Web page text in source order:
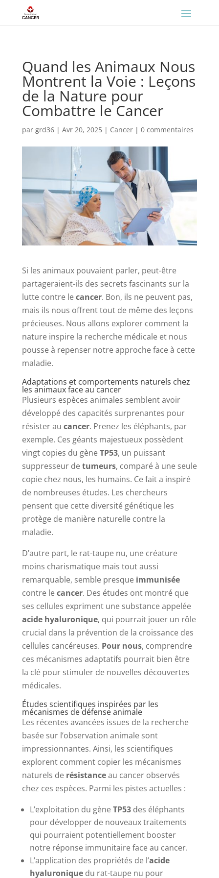
Quand les Animaux Nous
Montrent la Voie : Leçons
de la Nature pour
Combattre le Cancer
par grd36| Avr 20, 2025| Cancer| 0 commentaires
Si les animaux pouvaient parler, peut-être
partageraient-ils des secrets fascinants sur la
lutte contre lecancer. Bon, ils ne peuvent pas,
mais ils nous offrent tout de même des leçons
précieuses. Nous allons explorer comment la
nature inspire la recherche médicale et nous
pousse à repenser notre approche face à cette
maladie.
Adaptations et comportements naturels chez
les animaux face au cancer
Plusieurs espèces animales semblent avoir
développé des capacités surprenantes pour
résister au cancer. Prenez les éléphants, par
exemple. Ces géants majestueux possèdent
vingt copies du gèneTP53, un puissant
suppresseur detumeurs, comparé à une seule
copie chez nous, les humains. Ce fait a inspiré
de nombreuses études. Les chercheurs
pensent que cette diversité génétique les
protège de manière naturelle contre la
maladie.
D’autre part, le rat-taupe nu, une créature
moins charismatique mais tout aussi
remarquable, semble presque immunisée
contre lecancer. Des études ont montré que
ses cellules expriment une substance appelée
acide hyaluronique, qui pourrait jouer un rôle
crucial dans la prévention de la croissance des
cellules cancéreuses. Pour nous, comprendre
ces mécanismes adaptatifs pourrait bien être
la clé pour stimuler de nouvelles découvertes
médicales.
Études scientifiques inspirées par les
mécanismes de défense animale
Les récentes avancées issues de la recherche
basée sur l’observation animale sont
impressionnantes. Ainsi, les scientifiques
explorent comment copier les mécanismes
naturels de résistanceau cancer observés
chez ces espèces. Parmi les pistes actuelles :
L’exploitation du gèneTP53des éléphants
pour développer de nouveaux traitements
qui pourraient potentiellement booster
notre réponse immunitaire face au cancer.
L’application des propriétés de l’acide
hyaluroniquedu rat-taupe nu pour